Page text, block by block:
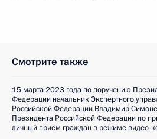
Смотрите также
15 марта 2023 года по поручению
Федерации начальник Экспертного
Российской Федерации Владимир
Президента Российской Федерации по
личный приём граждан в режиме видео-